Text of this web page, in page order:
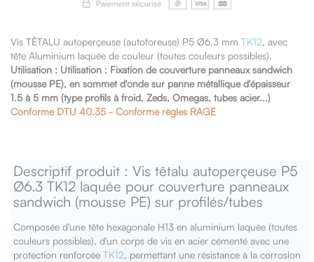
Vis TÊTALU autoperçeuse (autoforeuse) P5 Ø6,3 mm TK12, avec
tête Aluminium laquée de couleur (toutes couleurs possibles).
Utilisation : Utilisation : Fixation de couverture panneaux sandwich
(mousse PE), en sommet d'onde sur panne métalliqued'épaisseur
1.5 à 5 mm (type profils à froid, Zeds, Omegas, tubes acier...)
Conforme DTU 40.35 - Conforme règles RAGE
Descriptif produit : Vis têtalu autoperçeuse P5
Ø6.3 TK12 laquée pour couverture panneaux
sandwich (mousse PE) sur profilés/tubes
Composée d'une tête hexagonale H13 en aluminium laquée (toutes
couleurs possibles), d'un corps de vis en acier cémenté avec une
protection renforcéeTK12, permettant une résistance à la corrosion